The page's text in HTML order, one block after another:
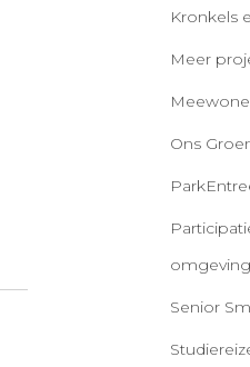
Kronkels
Meer
Ons
Senior